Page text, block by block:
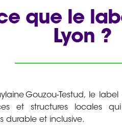
ce que le
Lyon ?
Gouzou‑Testud, le
et structures locales
durable et inclusive.